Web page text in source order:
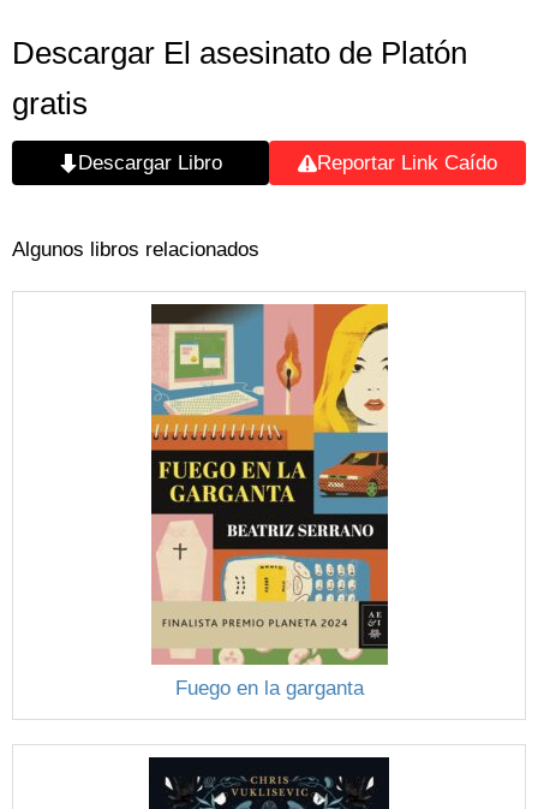
Descargar El asesinato de Platón
gratis
Descargar Libro Reportar Link Caído
Algunos libros relacionados
Fuego en la garganta